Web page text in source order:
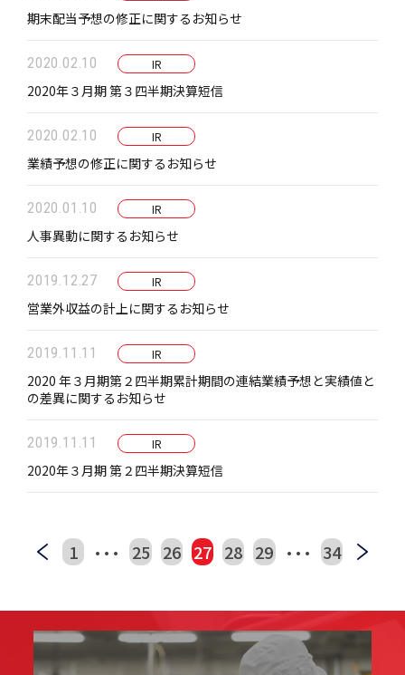
期末配当予想の修正に関するお知らせ
2020.02.10 IR
2020年３月期 第３四半期決算短信
2020.02.10 IR
業績予想の修正に関するお知らせ
2020.01.10 IR
人事異動に関するお知らせ
2019.12.27 IR
営業外収益の計上に関するお知らせ
2019.11.11 IR
2020 年３月期第２四半期累計期間の連結業績予想と実績値と
の差異に関するお知らせ
2019.11.11 IR
2020年３月期 第２四半期決算短信
1 … 25 26 27 28 29 … 34